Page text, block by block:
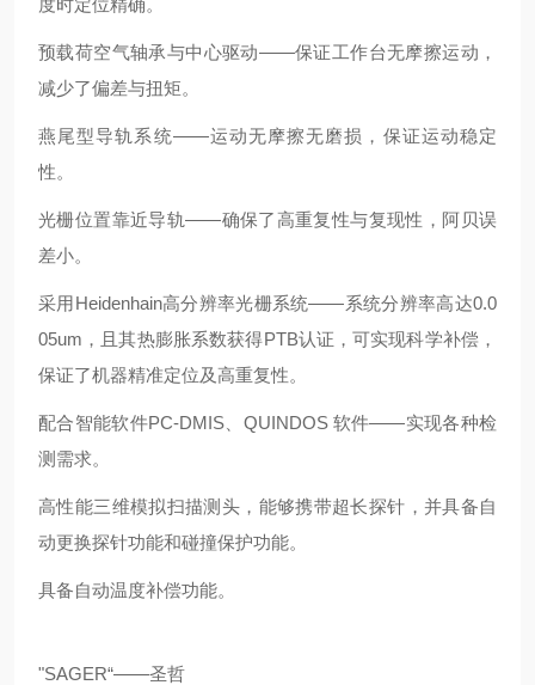
度时定位精确。
预载荷空气轴承与中心驱动——保证工作台无摩擦运动，
减少了偏差与扭矩。
燕尾型导轨系统——运动无摩擦无磨损，保证运动稳定
性。
光栅位置靠近导轨——确保了高重复性与复现性，阿贝误
差小。
采用Heidenhain高分辨率光栅系统——系统分辨率高达0.0
05um，且其热膨胀系数获得PTB认证，可实现科学补偿，
保证了机器精准定位及高重复性。
配合智能软件PC-DMIS、QUINDOS 软件——实现各种检
测需求。
高性能三维模拟扫描测头，能够携带超长探针，并具备自
动更换探针功能和碰撞保护功能。
具备自动温度补偿功能。
"SAGER“——圣哲